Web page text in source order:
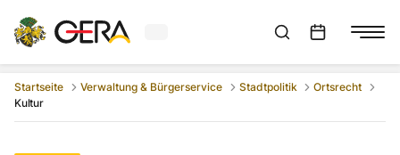
Aktuelles Wetter in GeraSuchleiste anzeigen
Startseite Verwaltung & Bürgerservice Stadtpolitik
Ortsrecht
Kultur